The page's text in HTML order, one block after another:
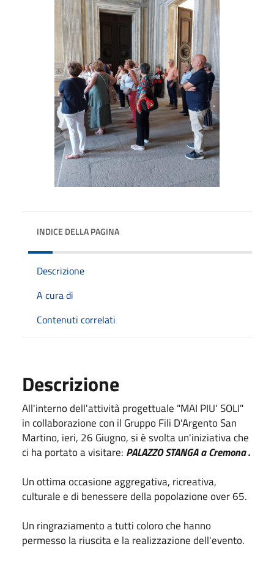
INDICE DELLA PAGINA
Descrizione
A cura di
Contenuti correlati
Descrizione
All'interno dell'attività progettuale "MAI PIU' SOLI"
in collaborazione con il Gruppo Fili D'Argento San
Martino, ieri, 26 Giugno, si è svolta un'iniziativa che
ci ha portato a visitare: PALAZZO STANGA a Cremona .
Un ottima occasione aggregativa, ricreativa,
culturale e di benessere della popolazione over 65.
Un ringraziamento a tutti coloro che hanno
permesso la riuscita e la realizzazione dell'evento.